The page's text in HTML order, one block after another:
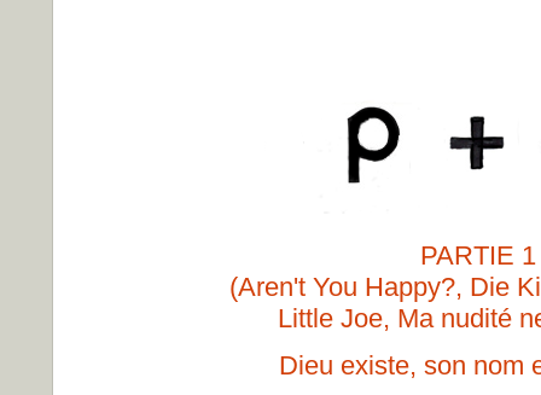
PARTIE 1
(Aren't You Happy?, Die
Little Joe, Ma nudité
Dieu existe, son nom